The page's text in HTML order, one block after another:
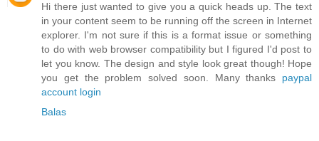
Hi there just wanted to give you a quick heads up. The text
in your content seem to be running off the screen in Internet
explorer. I'm not sure if this is a format issue or something
to do with web browser compatibility but I figured I'd post to
let you know. The design and style look great though! Hope
you get the problem solved soon. Many thanks paypal
account login
Balas